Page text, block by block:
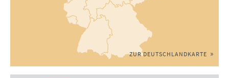
ZUR DEUTSCHLANDKARTE